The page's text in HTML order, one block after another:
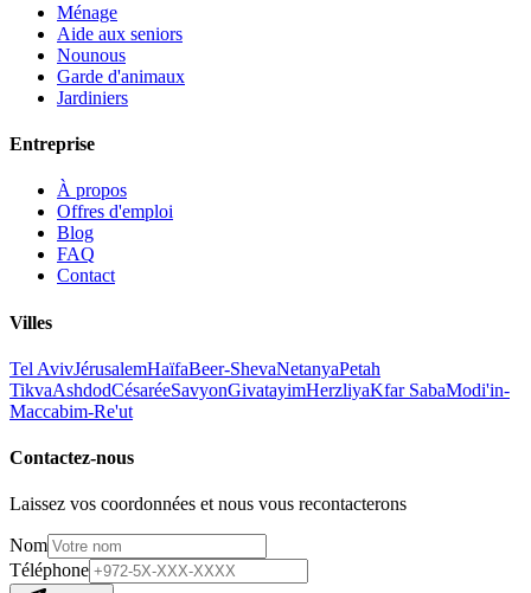
Ménage
Aide aux seniors
Nounous
Garde d'animaux
Jardiniers
Entreprise
À propos
Offres d'emploi
Blog
FAQ
Contact
Villes
Tel AvivJérusalemHaïfaBeer-ShevaNetanyaPetah
TikvaAshdodCésaréeSavyonGivatayimHerzliyaKfar SabaModi'in-
Maccabim-Re'ut
Contactez-nous
Laissez vos coordonnées et nous vous recontacterons
Nom
Téléphone